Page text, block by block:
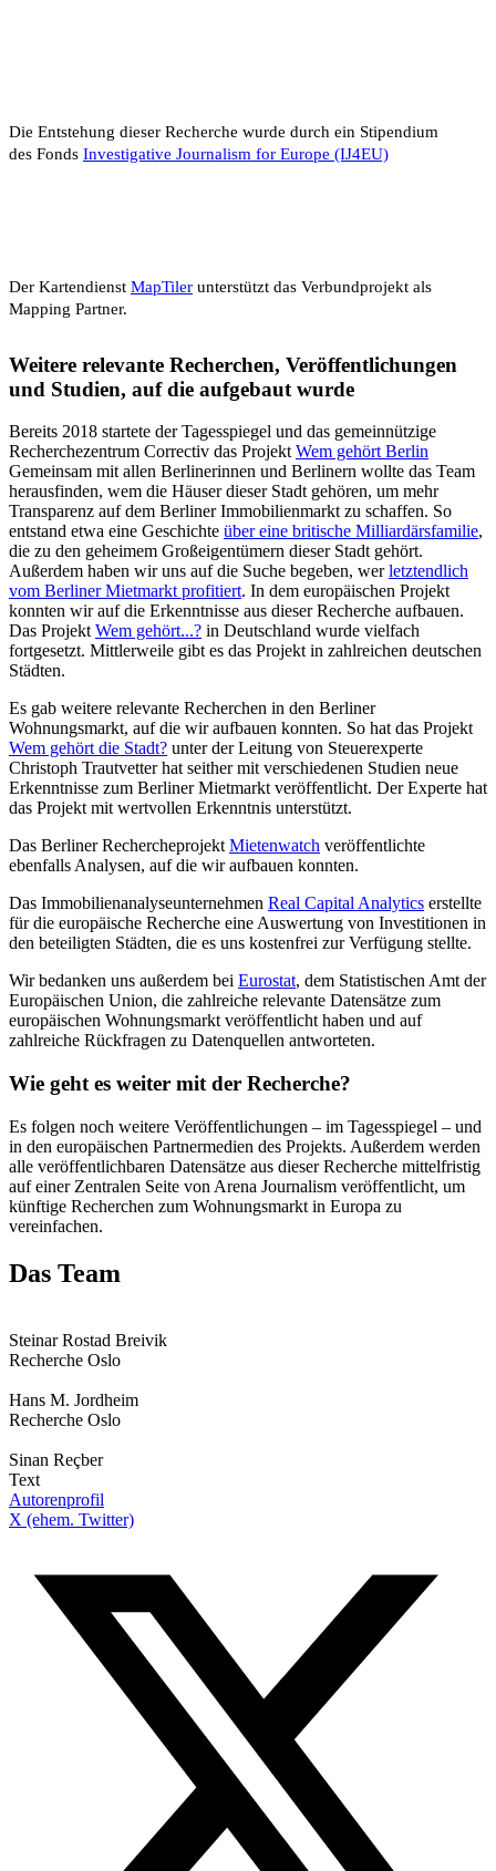
Die Entstehung dieser Recherche wurde durch ein Stipendium
des Fonds Investigative Journalism for Europe (IJ4EU)
Der Kartendienst MapTiler unterstützt das Verbundprojekt als
Mapping Partner.
Weitere relevante Recherchen, Veröffentlichungen
und Studien, auf die aufgebaut wurde
Bereits 2018 startete der Tagesspiegel und das gemeinnützige
Recherchezentrum Correctiv das Projekt Wem gehört Berlin
Gemeinsam mit allen Berlinerinnen und Berlinern wollte das Team
herausfinden, wem die Häuser dieser Stadt gehören, um mehr
Transparenz auf dem Berliner Immobilienmarkt zu schaffen. So
entstand etwa eine Geschichte über eine britische Milliardärsfamilie,
die zu den geheimem Großeigentümern dieser Stadt gehört.
Außerdem haben wir uns auf die Suche begeben, werletztendlich
vom Berliner Mietmarkt profitiert. In dem europäischen Projekt
konnten wir auf die Erkenntnisse aus dieser Recherche aufbauen.
Das Projekt Wem gehört...? in Deutschland wurde vielfach
fortgesetzt. Mittlerweile gibt es das Projekt in zahlreichen deutschen
Städten.
Es gab weitere relevante Recherchen in den Berliner
Wohnungsmarkt, auf die wir aufbauen konnten. So hat das Projekt
Wem gehört die Stadt? unter der Leitung von Steuerexperte
Christoph Trautvetter hat seither mit verschiedenen Studien neue
Erkenntnisse zum Berliner Mietmarkt veröffentlicht. Der Experte hat
das Projekt mit wertvollen Erkenntnis unterstützt.
Das Berliner Rechercheprojekt Mietenwatch veröffentlichte
ebenfalls Analysen, auf die wir aufbauen konnten.
Das Immobilienanalyseunternehmen Real Capital Analytics erstellte
für die europäische Recherche eine Auswertung von Investitionen in
den beteiligten Städten, die es uns kostenfrei zur Verfügung stellte.
Wir bedanken uns außerdem bei Eurostat, dem Statistischen Amt der
Europäischen Union, die zahlreiche relevante Datensätze zum
europäischen Wohnungsmarkt veröffentlicht haben und auf
zahlreiche Rückfragen zu Datenquellen antworteten.
Wie geht es weiter mit der Recherche?
Es folgen noch weitere Veröffentlichungen – im Tagesspiegel – und
in den europäischen Partnermedien des Projekts. Außerdem werden
alle veröffentlichbaren Datensätze aus dieser Recherche mittelfristig
auf einer Zentralen Seite von Arena Journalism veröffentlicht, um
künftige Recherchen zum Wohnungsmarkt in Europa zu
vereinfachen.
Das Team
Steinar Rostad Breivik
Recherche Oslo
Hans M. Jordheim
Recherche Oslo
Sinan Reçber
Text
Autorenprofil
X (ehem. Twitter)